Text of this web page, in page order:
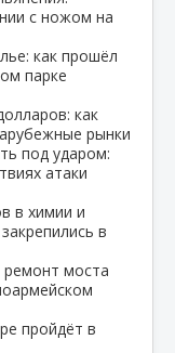
с ножом на
как прошёл
парке
как
рынки
под ударом:
атаки
в химии и
в
ремонт моста
пройдёт в